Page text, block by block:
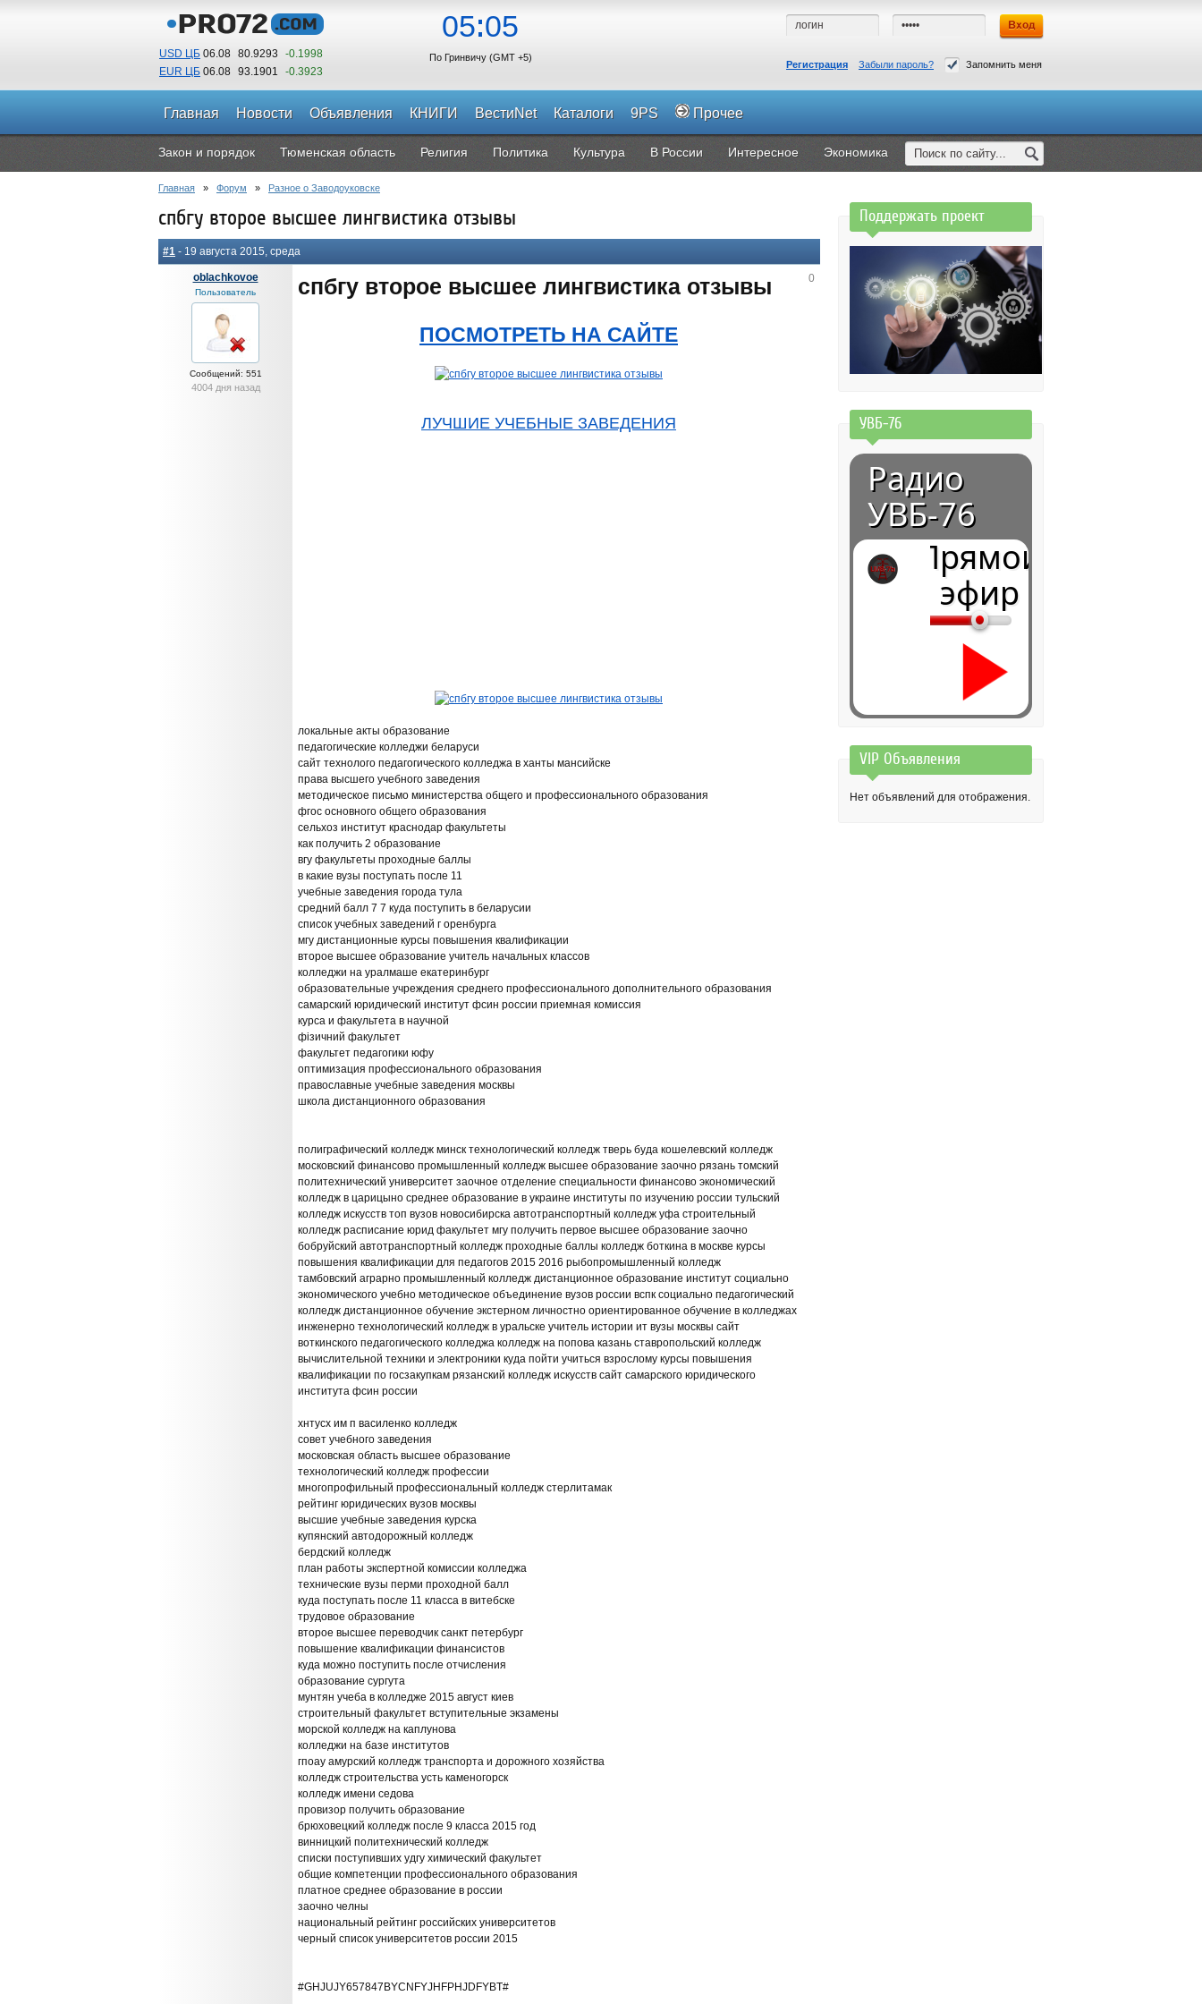
USD ЦБ 06.08 80.9293 -0.1998
EUR ЦБ 06.08 93.1901 -0.3923
05 05
По Гринвичу (GMT +5)
Регистрация Забыли пароль? Запомнить меня
Главная Новости Объявления КНИГИ ВестиNet Каталоги 9PS Прочее
Закон и порядок Тюменская область Религия Политика Культура В России Интересное Экономика
Главная » Форум » Разное о Заводоуковске
спбгу второе высшее лингвистика отзывы
#1 - 19 августа 2015, среда
oblachkovoe
Пользователь
Сообщений: 551
4004 дня назад
0
спбгу второе высшее лингвистика отзывы
ПОСМОТРЕТЬ НА САЙТЕ
ЛУЧШИЕ УЧЕБНЫЕ ЗАВЕДЕНИЯ
локальные акты образование
педагогические колледжи беларуси
сайт технолого педагогического колледжа в ханты мансийске
права высшего учебного заведения
методическое письмо министерства общего и профессионального образования
фгос основного общего образования
сельхоз институт краснодар факультеты
как получить 2 образование
вгу факультеты проходные баллы
в какие вузы поступать после 11
учебные заведения города тула
средний балл 7 7 куда поступить в беларусии
список учебных заведений г оренбурга
мгу дистанционные курсы повышения квалификации
второе высшее образование учитель начальных классов
колледжи на уралмаше екатеринбург
образовательные учреждения среднего профессионального дополнительного образования
самарский юридический институт фсин россии приемная комиссия
курса и факультета в научной
фізичний факультет
факультет педагогики юфу
оптимизация профессионального образования
православные учебные заведения москвы
школа дистанционного образования
полиграфический колледж минск технологический колледж тверь буда кошелевский колледж
московский финансово промышленный колледж высшее образование заочно рязань томский
политехнический университет заочное отделение специальности финансово экономический
колледж в царицыно среднее образование в украине институты по изучению россии тульский
колледж искусств топ вузов новосибирска автотранспортный колледж уфа строительный
колледж расписание юрид факультет мгу получить первое высшее образование заочно
бобруйский автотранспортный колледж проходные баллы колледж боткина в москве курсы
повышения квалификации для педагогов 2015 2016 рыбопромышленный колледж
тамбовский аграрно промышленный колледж дистанционное образование институт социально
экономического учебно методическое объединение вузов россии вспк социально педагогический
колледж дистанционное обучение экстерном личностно ориентированное обучение в колледжах
инженерно технологический колледж в уральске учитель истории ит вузы москвы сайт
воткинского педагогического колледжа колледж на попова казань ставропольский колледж
вычислительной техники и электроники куда пойти учиться взрослому курсы повышения
квалификации по госзакупкам рязанский колледж искусств сайт самарского юридического
института фсин россии
хнтусх им п василенко колледж
совет учебного заведения
московская область высшее образование
технологический колледж профессии
многопрофильный профессиональный колледж стерлитамак
рейтинг юридических вузов москвы
высшие учебные заведения курска
купянский автодорожный колледж
бердский колледж
план работы экспертной комиссии колледжа
технические вузы перми проходной балл
куда поступать после 11 класса в витебске
трудовое образование
второе высшее переводчик санкт петербург
повышение квалификации финансистов
куда можно поступить после отчисления
образование сургута
мунтян учеба в колледже 2015 август киев
строительный факультет вступительные экзамены
морской колледж на каплунова
колледжи на базе институтов
гпоау амурский колледж транспорта и дорожного хозяйства
колледж строительства усть каменогорск
колледж имени седова
провизор получить образование
брюховецкий колледж после 9 класса 2015 год
винницкий политехнический колледж
списки поступивших удгу химический факультет
общие компетенции профессионального образования
платное среднее образование в россии
заочно челны
национальный рейтинг российских университетов
черный список университетов россии 2015
#GHJUJY657847BYCNFYJHFPHJDFYBT#
Поддержать проект
УВБ-76
Радио
УВБ-76
Прямой
эфир
VIP Объявления
Нет объявлений для отображения.